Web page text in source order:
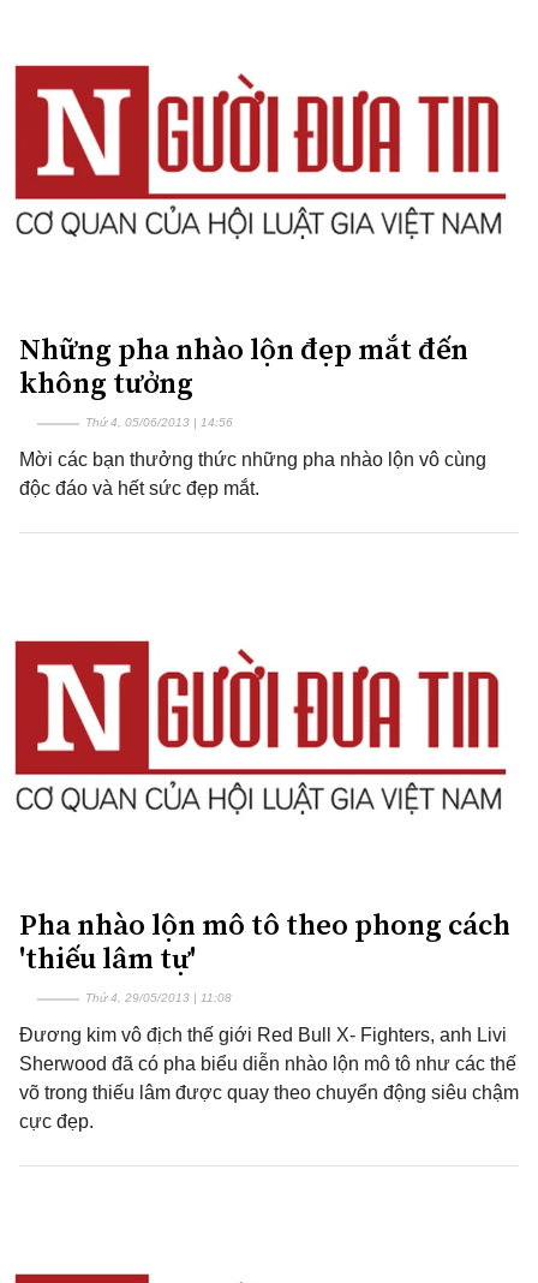
Những pha nhào lộn đẹp mắt đến
không tưởng
Thứ 4, 05/06/2013 | 14:56
Mời các bạn thưởng thức những pha nhào lộn vô cùng
độc đáo và hết sức đẹp mắt.
Pha nhào lộn mô tô theo phong cách
'thiếu lâm tự'
Thứ 4, 29/05/2013 | 11:08
Đương kim vô địch thế giới Red Bull X- Fighters, anh Livi
Sherwood đã có pha biểu diễn nhào lộn mô tô như các thế
võ trong thiếu lâm được quay theo chuyển động siêu chậm
cực đẹp.